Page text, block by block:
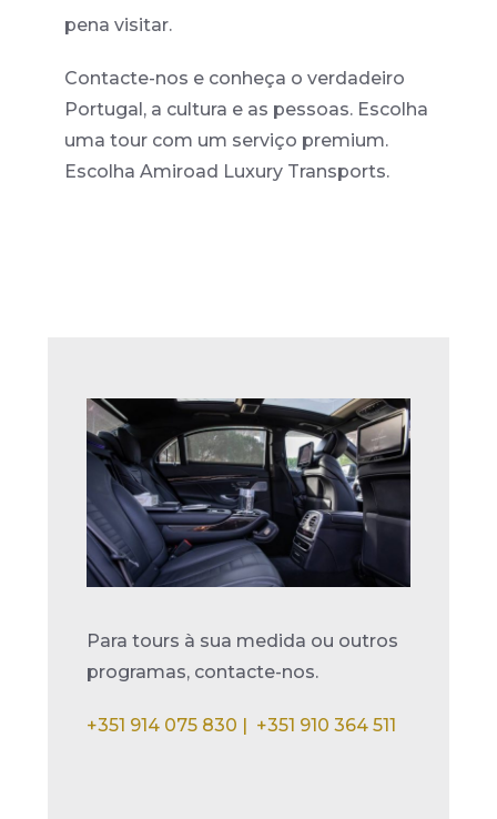
pena visitar.
Contacte-nos e conheça o verdadeiro
Portugal, a cultura e as pessoas. Escolha
uma tour com um serviço premium.
Escolha Amiroad Luxury Transports.
Para tours à sua medida ou outros
programas, contacte-nos.
+351 914 075 830 | +351 910 364 511